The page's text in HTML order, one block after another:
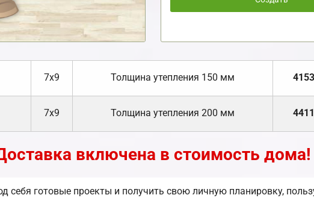
7х9 Толщина утепления 150 мм
7х9 Толщина утепления 200 мм
включена в стоимость дома!
себя готовые проекты и получить свою личную планировку,